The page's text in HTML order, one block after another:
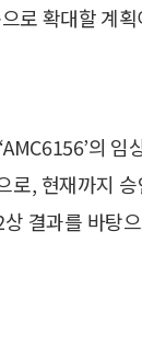
로 확대할 계
의 임
로, 현재까지
결과를 바탕